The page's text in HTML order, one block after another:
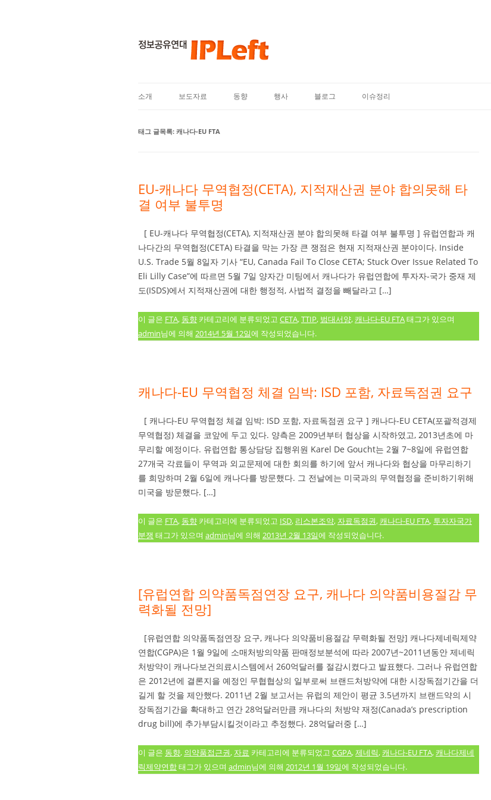
소개 보도자료 동향 행사 블로그 이슈정리
태그 글목록: 캐나다-EU FTA
EU-캐나다 무역협정(CETA), 지적재산권 분야 합의못해 타
결 여부 불투명
[ EU-캐나다 무역협정(CETA), 지적재산권 분야 합의못해 타결 여부 불투명 ] 유럽연합과 캐
나다간의 무역협정(CETA) 타결을 막는 가장 큰 쟁점은 현재 지적재산권 분야이다. Inside
U.S. Trade 5월 8일자 기사 “EU, Canada Fail To Close CETA; Stuck Over Issue Related To
Eli Lilly Case”에 따르면 5월 7일 양자간 미팅에서 캐나다가 유럽연합에 투자자-국가 중재 제
도(ISDS)에서 지적재산권에 대한 행정적, 사법적 결정을 빼달라고 […]
이 글은 FTA, 동향 카테고리에 분류되었고 CETA,TTIP, 범대서양, 캐나다-EU FTA태그가 있으며
admin님에 의해 2014년 5월 12일에 작성되었습니다.
캐나다-EU 무역협정 체결 임박: ISD 포함, 자료독점권 요구
[ 캐나다-EU 무역협정 체결 임박: ISD 포함, 자료독점권 요구 ] 캐나다-EU CETA(포괄적경제
무역협정) 체결을 코앞에 두고 있다. 양측은 2009년부터 협상을 시작하였고, 2013년초에 마
무리할 예정이다. 유럽연합 통상담당 집행위원 Karel De Goucht는 2월 7~8일에 유럽연합
27개국 각료들이 무역과 외교문제에 대한 회의를 하기에 앞서 캐나다와 협상을 마무리하기
를 희망하며 2월 6일에 캐나다를 방문했다. 그 전날에는 미국과의 무역협정을 준비하기위해
미국을 방문했다. […]
이 글은 FTA, 동향 카테고리에 분류되었고 ISD, 리스본조약, 자료독점권, 캐나다-EU FTA, 투자자국가
분쟁 태그가 있으며 admin님에 의해 2013년 2월 13일에 작성되었습니다.
[유럽연합 의약품독점연장 요구, 캐나다 의약품비용절감 무
력화될 전망]
[유럽연합 의약품독점연장 요구, 캐나다 의약품비용절감 무력화될 전망] 캐나다제네릭제약
연합(CGPA)은 1월 9일에 소매처방의약품 판매정보분석에 따라 2007년~2011년동안 제네릭
처방약이 캐나다보건의료시스템에서 260억달러를 절감시켰다고 발표했다. 그러나 유럽연합
은 2012년에 결론지을 예정인 무협협상의 일부로써 브랜드처방약에 대한 시장독점기간을 더
길게 할 것을 제안했다. 2011년 2월 보고서는 유럽의 제안이 평균 3.5년까지 브랜드약의 시
장독점기간을 확대하고 연간 28억달러만큼 캐나다의 처방약 재정(Canada’s prescription
drug bill)에 추가부담시킬것이라고 추정했다. 28억달러중 […]
이 글은 동향, 의약품접근권, 자료 카테고리에 분류되었고 CGPA,제네릭, 캐나다-EU FTA, 캐나다제네
릭제약연합태그가 있으며 admin님에 의해 2012년 1월 19일에 작성되었습니다.